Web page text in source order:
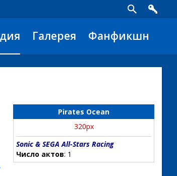
Галерея Фанфикшн
Pirates Ocean
320px
Sonic & SEGA All-Stars Racing
Число актов: 1